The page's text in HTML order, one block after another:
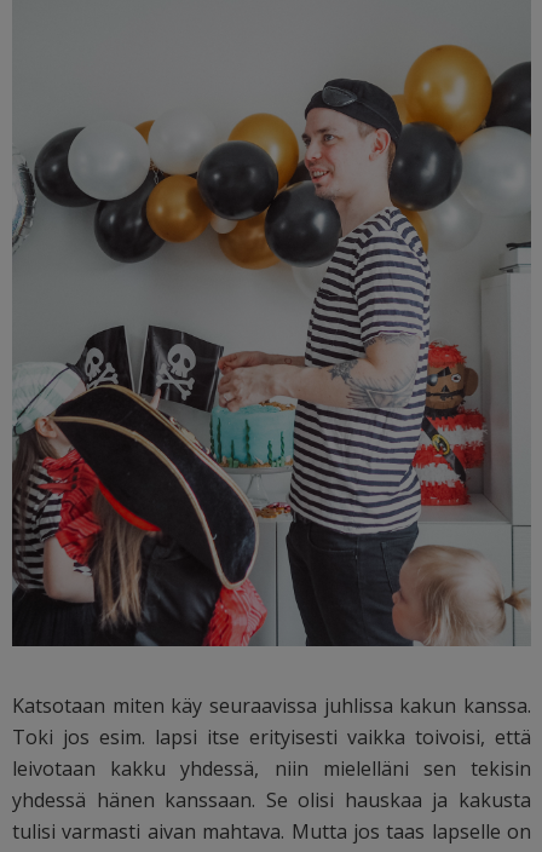
Katsotaan miten käy seuraavissa juhlissa kakun kanssa.
Toki jos esim. lapsi itse erityisesti vaikka toivoisi, että
leivotaan kakku yhdessä, niin mielelläni sen tekisin
yhdessä hänen kanssaan. Se olisi hauskaa ja kakusta
tulisi varmasti aivan mahtava. Mutta jos taas lapselle on